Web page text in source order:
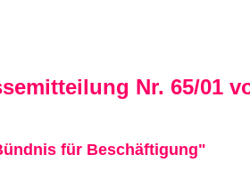
Nr. 65/01
für Beschäftigung"